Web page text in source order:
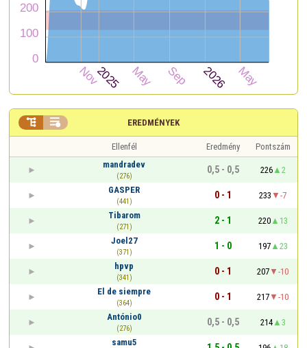
EREDMÉNYEK
 
Ellenfél Eredmény
Pontszám
mandradev
(276)
0,5 - 0,5 226
2
GASPER
(441)
0 - 1 233
-7
Tibarom
(271)
2 - 1 220
13
Joel27
(371)
1 - 0 197
23
hpvp
(341)
0 - 1 207
-10
El de siempre
(364)
0 - 1 217
-10
António0
(276)
0,5 - 0,5 214
3
samu5